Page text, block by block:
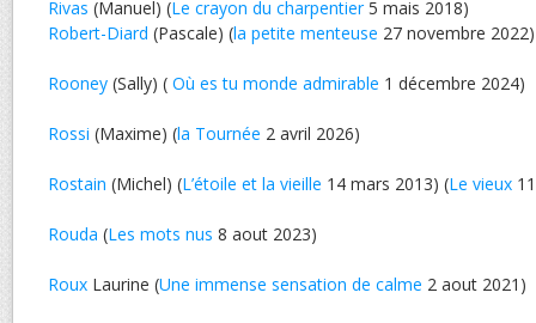
Rivas (Manuel) (Le crayon du charpentier5 mais 2018)
Robert-Diard (Pascale) (la petite menteuse 27 novembre 2022)
Rooney (Sally) ( Où es tu monde admirable 1 décembre 2024)
Rossi (Maxime) (la Tournée 2 avril 2026)
Rostain (Michel) (L’étoile et la vieille 14 mars 2013) (Le vieux
Rouda (Les mots nus 8 aout 2023)
Roux Laurine (Une immense sensation de calme 2 aout 2021)